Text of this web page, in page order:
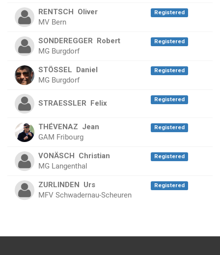
RENTSCH Oliver
MV Bern
Registered
SONDEREGGER Robert
MG Burgdorf
Registered
STÖSSEL Daniel
MG Burgdorf
Registered
STRAESSLER Felix Registered
THÉVENAZ Jean
GAM Fribourg
Registered
VONÄSCH Christian
MG Langenthal
Registered
ZURLINDEN Urs
MFV Schwadernau-Scheuren
Registered